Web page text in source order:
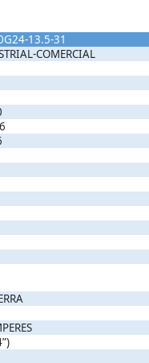
13.5-31
COMERCIAL